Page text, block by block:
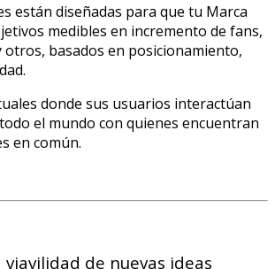
están diseñadas para que tu Marca
medibles en incremento de fans,
otros, basados en posicionamiento,
donde sus usuarios interactúan
el mundo con quienes encuentran
en común.
de nuevas ideas